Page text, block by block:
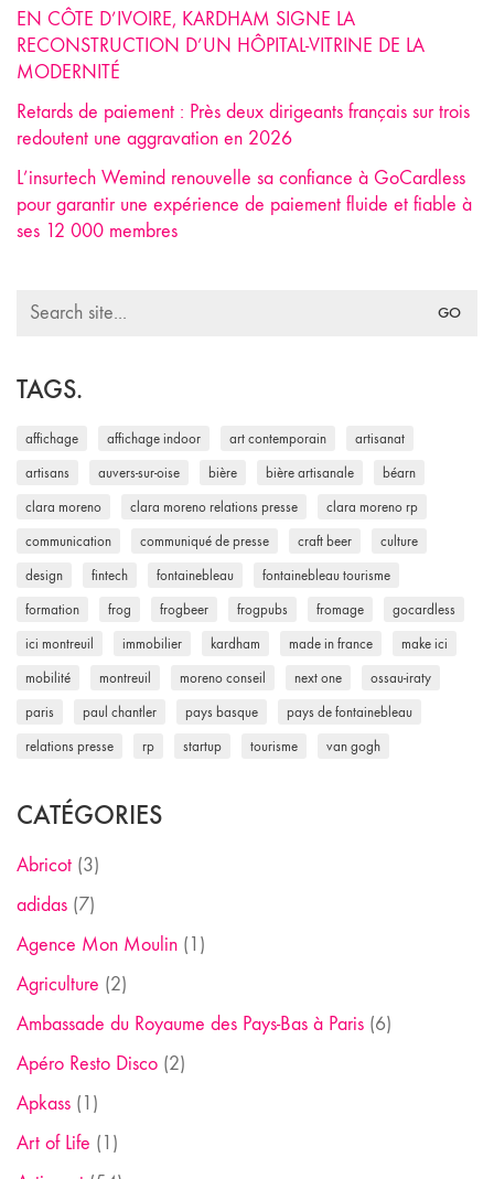
EN CÔTE D’IVOIRE, KARDHAM SIGNE LA
RECONSTRUCTION D’UN HÔPITAL-VITRINE DE LA
MODERNITÉ
Retards de paiement : Près deux dirigeants français sur trois
redoutent une aggravation en 2026
L’insurtech Wemind renouvelle sa confiance à GoCardless
pour garantir une expérience de paiement fluide et fiable à
ses 12 000 membres
Search
TAGS.
affichage affichage indoor art contemporain artisanat
artisans auvers-sur-oise bière bière artisanale béarn
clara moreno clara moreno relations presse clara moreno rp
communication communiqué de presse craft beer culture
design fintech fontainebleau fontainebleau tourisme
formation frog frogbeer frogpubs fromage gocardless
ici montreuil immobilier kardham made in france make ici
mobilité montreuil moreno conseil next one ossau-iraty
paris paul chantler pays basque pays de fontainebleau
relations presse rp startup tourisme van gogh
CATÉGORIES
Abricot (3)
adidas (7)
Agence Mon Moulin (1)
Agriculture (2)
Ambassade du Royaume des Pays-Bas à Paris (6)
Apéro Resto Disco (2)
Apkass (1)
Art of Life (1)